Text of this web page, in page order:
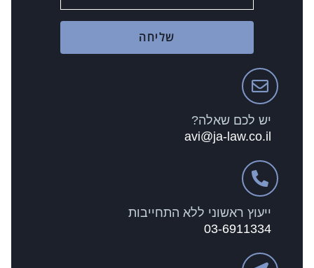
שליחה
יש לכם שאלה?
avi@ja-law.co.il
ייעוץ ראשוני ללא התחייבות
03-6911334